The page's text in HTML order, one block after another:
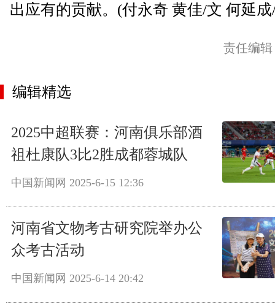
出应有的贡献。(付永奇 黄佳/文 何延
责任编
编辑精选
2025中超联赛：河南俱乐部酒
祖杜康队3比2胜成都蓉城队
中国新闻网 2025-6-15 12:36
河南省文物考古研究院举办公
众考古活动
中国新闻网 2025-6-14 20:42